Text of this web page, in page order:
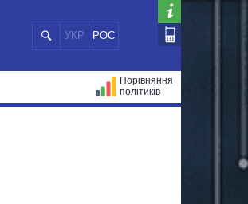
УКР РОС
Порівняння
політиків